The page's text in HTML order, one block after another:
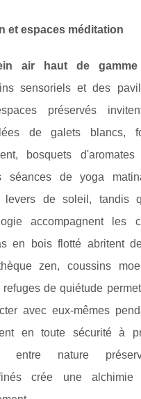
et espaces méditation
air haut de gamme
sensoriels et des
préservés
de galets blancs,
bosquets d'aromates
séances de yoga
levers de soleil, tandis
accompagnent les
en bois flotté abritent
zen, coussins
de quiétude
avec eux-mêmes
en toute sécurité à
entre nature
crée une alchimie